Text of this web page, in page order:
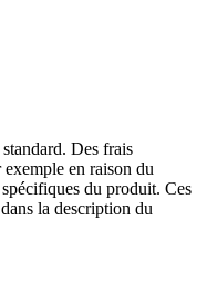
Des frais
en raison du
du produit. Ces
la description du